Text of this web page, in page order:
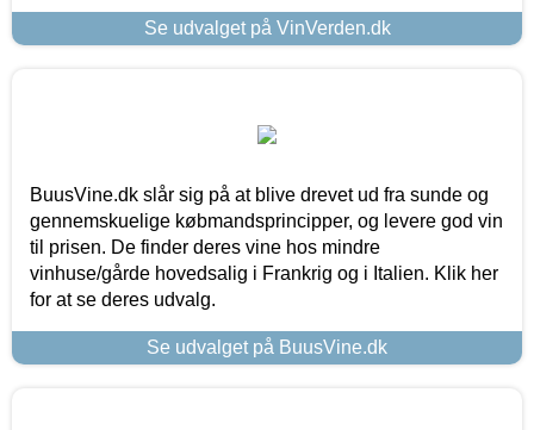
Se udvalget på VinVerden.dk
BuusVine.dk slår sig på at blive drevet ud fra sunde og
gennemskuelige købmandsprincipper, og levere god vin
til prisen. De finder deres vine hos mindre
vinhuse/gårde hovedsalig i Frankrig og i Italien. Klik her
for at se deres udvalg.
Se udvalget på BuusVine.dk